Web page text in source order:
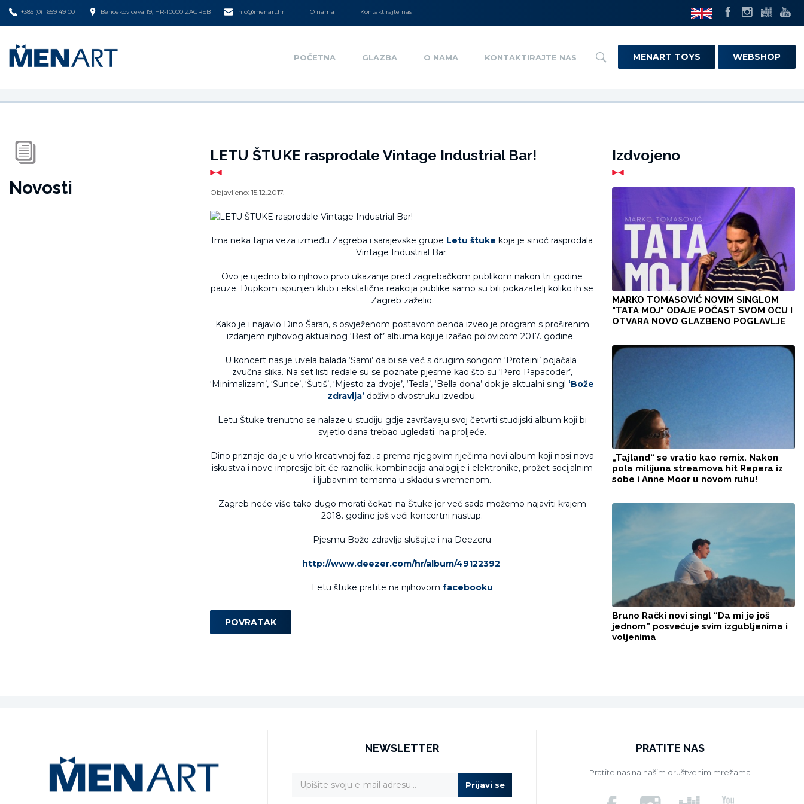
+385 (0)1 659 49 00 Bencekoviceva 19, HR-10000 ZAGREB info@menart.hr O nama Kontaktirajte nas
POČETNA GLAZBA O NAMA KONTAKTIRAJTE NAS MENART TOYS WEBSHOP
Novosti
LETU ŠTUKE rasprodale Vintage Industrial Bar!
Objavljeno: 15.12.2017.
Ima neka tajna veza između Zagreba i sarajevske grupe Letu štuke koja je sinoć rasprodala
Vintage Industrial Bar.
Ovo je ujedno bilo njihovo prvo ukazanje pred zagrebačkom publikom nakon tri godine
pauze. Dupkom ispunjen klub i ekstatična reakcija publike samo su bili pokazatelj koliko ih se
Zagreb zaželio.
Kako je i najavio Dino Šaran, s osvježenom postavom benda izveo je program s proširenim
izdanjem njihovog aktualnog ‘Best of’ albuma koji je izašao polovicom 2017. godine.
U koncert nas je uvela balada ‘Sami’ da bi se već s drugim songom ‘Proteini’ pojačala
zvučna slika. Na set listi redale su se poznate pjesme kao što su ‘Pero Papacoder’,
‘Minimalizam’, ‘Sunce’, ‘Šutiš’, ‘Mjesto za dvoje’, ‘Tesla’, ‘Bella dona’ dok je aktualni singl ‘Bože
zdravlja’ doživio dvostruku izvedbu.
Letu Štuke trenutno se nalaze u studiju gdje završavaju svoj četvrti studijski album koji bi
svjetlo dana trebao ugledati na proljeće.
Dino priznaje da je u vrlo kreativnoj fazi, a prema njegovim riječima novi album koji nosi nova
iskustva i nove impresije bit će raznolik, kombinacija analogije i elektronike, prožet socijalnim
i ljubavnim temama u skladu s vremenom.
Zagreb neće više tako dugo morati čekati na Štuke jer već sada možemo najaviti krajem
2018. godine još veći koncertni nastup.
Pjesmu Bože zdravlja slušajte i na Deezeru
http://www.deezer.com/hr/album/49122392
Letu štuke pratite na njihovom facebooku
POVRATAK
Izdvojeno
MARKO TOMASOVIĆ NOVIM SINGLOM
"TATA MOJ" ODAJE POČAST SVOM OCU I
OTVARA NOVO GLAZBENO POGLAVLJE
„Tajland“ se vratio kao remix. Nakon
pola milijuna streamova hit Repera iz
sobe i Anne Moor u novom ruhu!
Bruno Rački novi singl “Da mi je još
jednom” posvećuje svim izgubljenima i
voljenima
NEWSLETTER
Prijavi se
PRATITE NAS
Pratite nas na našim društvenim mrežama